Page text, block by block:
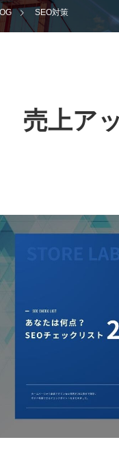
SEO対策
売上ア